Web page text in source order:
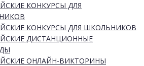
КОНКУРСЫ ДЛЯ
КОНКУРСЫ ДЛЯ ШКОЛЬНИКОВ
ДИСТАНЦИОННЫЕ
ОНЛАЙН-ВИКТОРИНЫ